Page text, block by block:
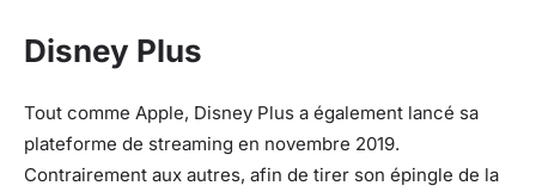
Disney Plus
Tout comme Apple, Disney Plus a également lancé sa
plateforme de streaming en novembre 2019.
Contrairement aux autres, afin de tirer son épingle de la